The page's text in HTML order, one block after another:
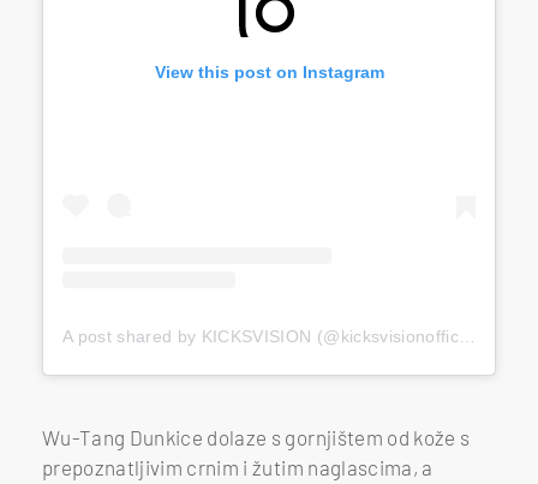
View this post on Instagram
A post shared by KICKSVISION (@kicksvisionofficial)
Wu-Tang Dunkice dolaze s gornjištem od kože s
prepoznatljivim crnim i žutim naglascima, a